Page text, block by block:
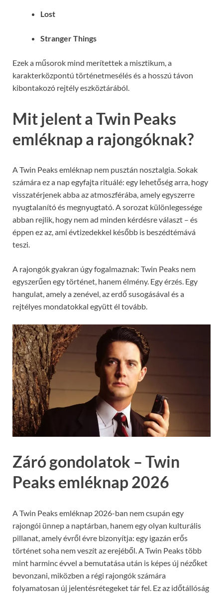
Lost
Stranger Things
Ezek a műsorok mind merítettek a misztikum, a
karakterközpontú történetmesélés és a hosszú távon
kibontakozó rejtély eszköztárából.
Mit jelent a Twin Peaks
emléknap a rajongóknak?
A Twin Peaks emléknap nem pusztán nosztalgia. Sokak
számára ez a nap egyfajta rituálé: egy lehetőség arra, hogy
visszatérjenek abba az atmoszférába, amely egyszerre
nyugtalanító és megnyugtató. A sorozat különlegessége
abban rejlik, hogy nem ad minden kérdésre választ – és
éppen ez az, ami évtizedekkel később is beszédtémává
teszi.
A rajongók gyakran úgy fogalmaznak: Twin Peaks nem
egyszerűen egy történet, hanem élmény. Egy érzés. Egy
hangulat, amely a zenével, az erdő susogásával és a
rejtélyes mondatokkal együtt él tovább.
Záró gondolatok – Twin
Peaks emléknap 2026
A Twin Peaks emléknap 2026-ban nem csupán egy
rajongói ünnep a naptárban, hanem egy olyan kulturális
pillanat, amely évről évre bizonyítja: egy igazán erős
történet soha nem veszít az erejéből. ATwin Peakstöbb
mint harminc évvel a bemutatása után is képes új nézőket
bevonzani, miközben a régi rajongók számára
folyamatosan új jelentésrétegeket tár fel. Ez az időtállóság